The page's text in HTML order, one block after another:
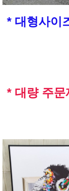
* 대형사이
* 대량 주